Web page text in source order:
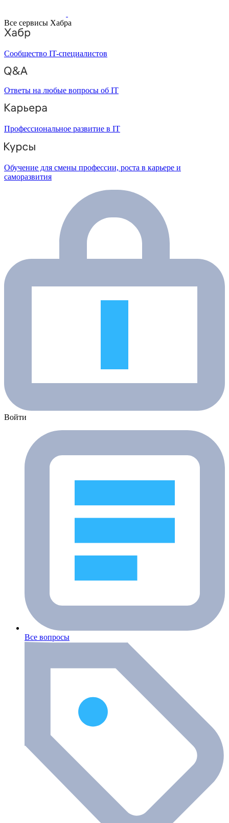
Все сервисы Хабра
Сообщество IT-специалистов
Ответы на любые вопросы об IT
Профессиональное развитие в IT
Обучение для смены профессии, роста в карьере и
саморазвития
Войти
Все вопросы